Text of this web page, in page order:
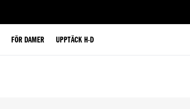
FÖR DAMER UPPTÄCK H-D